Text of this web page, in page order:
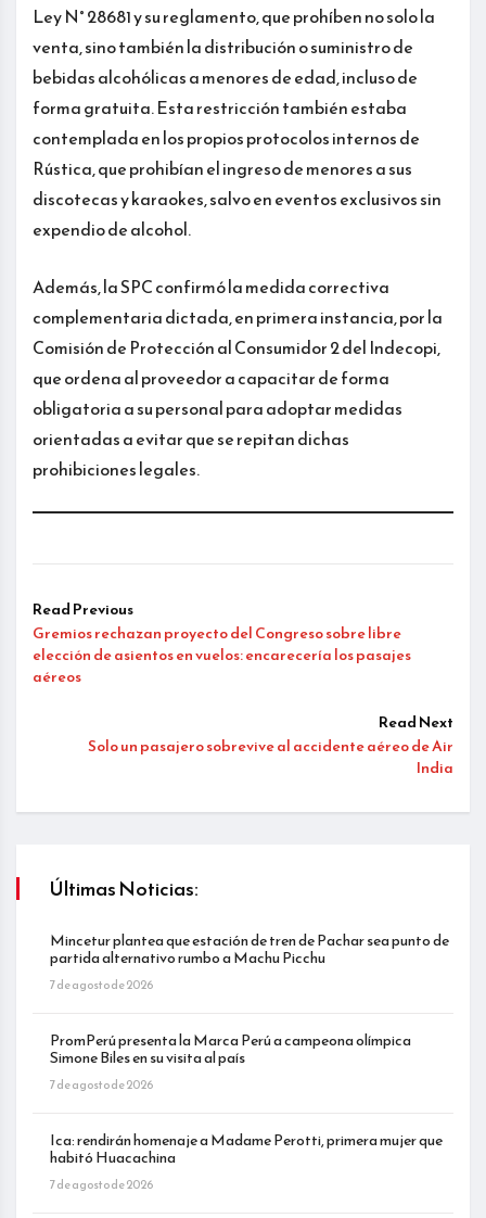
Ley N° 28681 y su reglamento, que prohíben no solo la
venta, sino también la distribución o suministro de
bebidas alcohólicas a menores de edad, incluso de
forma gratuita. Esta restricción también estaba
contemplada en los propios protocolos internos de
Rústica, que prohibían el ingreso de menores a sus
discotecas y karaokes, salvo en eventos exclusivos sin
expendio de alcohol.
Además, la SPC confirmó la medida correctiva
complementaria dictada, en primera instancia, por la
Comisión de Protección al Consumidor 2 del Indecopi,
que ordena al proveedor a capacitar de forma
obligatoria a su personal para adoptar medidas
orientadas a evitar que se repitan dichas
prohibiciones legales.
Read Previous
Gremios rechazan proyecto del Congreso sobre libre
elección de asientos en vuelos: encarecería los pasajes
aéreos
Read Next
Solo un pasajero sobrevive al accidente aéreo de Air
India
Últimas Noticias:
Mincetur plantea que estación de tren de Pachar sea punto de
partida alternativo rumbo a Machu Picchu
7 de agosto de 2026
PromPerú presenta la Marca Perú a campeona olímpica
Simone Biles en su visita al país
7 de agosto de 2026
Ica: rendirán homenaje a Madame Perotti, primera mujer que
habitó Huacachina
7 de agosto de 2026